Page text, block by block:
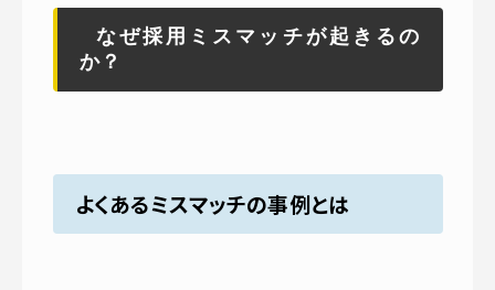
なぜ採用ミスマッチが起きるの
か？
よくあるミスマッチの事例とは